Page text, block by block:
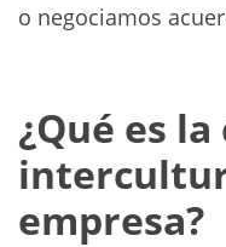
o negociamos
¿Qué es
empresa?